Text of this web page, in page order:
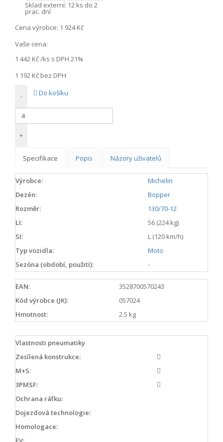
Sklad externí: 12 ks do 2
prac. dní
Cena výrobce: 1 924 Kč
Vaše cena:
1 442 Kč/ks s DPH 21%
1 192 Kč bez DPH
-
+
Do košíku
Specifikace Popis Názory uživatelů
Výrobce:
Michelin
Dezén:
Bopper
Rozměr:
130/70-12
LI:
56 (224 kg)
SI:
L (120 km/h)
Typ vozidla:
Moto
Sezóna (období, použití):
-
EAN:
3528700570243
Kód výrobce (JK):
057024
Hmotnost:
2.5 kg
Vlastnosti pneumatiky
Zesílená konstrukce:
M+S:
3PMSF:
Ochrana ráfku:
Dojezdová technologie:
Homologace: